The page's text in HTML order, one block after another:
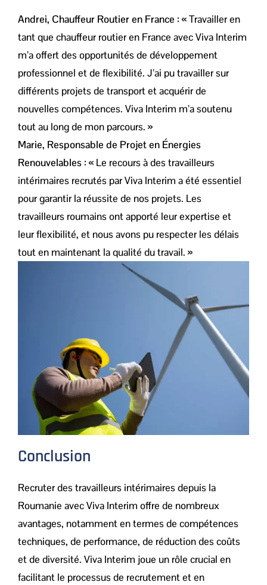
Andrei, Chauffeur Routier en France : « Travailler en
tant que chauffeur routier en France avec Viva Interim
m’a offert des opportunités de développement
professionnel et de flexibilité. J’ai pu travailler sur
différents projets de transport et acquérir de
nouvelles compétences. Viva Interim m’a soutenu
tout au long de mon parcours. »
Marie, Responsable de Projet en Énergies
Renouvelables : « Le recours à des travailleurs
intérimaires recrutés par Viva Interim a été essentiel
pour garantir la réussite de nos projets. Les
travailleurs roumains ont apporté leur expertise et
leur flexibilité, et nous avons pu respecter les délais
tout en maintenant la qualité du travail. »
Conclusion
Recruter des travailleurs intérimaires depuis la
Roumanie avec Viva Interim offre de nombreux
avantages, notamment en termes de compétences
techniques, de performance, de réduction des coûts
et de diversité. Viva Interim joue un rôle crucial en
facilitant le processus de recrutement et en